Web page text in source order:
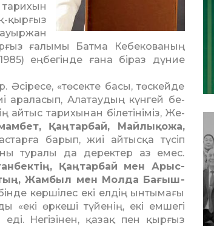
қыр­ғыз
ғалымы Батма Кебе­кова­ның
еңбегінде ғана біраз дү­ние
«төсекте басы, төс­кей­­де
араласып, Алатаудың күнгей бе­
ай­тыс тарихынан білетініміз, Же­
Қаңтарбай, Майлықожа,
барып, жиі айтысқа түсіп
туралы да деректер аз емес.
Қаңтарбай мен Арыс­
Жамбыл мен Молда Бағыш­
көр­шілес екі елдің ынтымағы
«екі өркеші түйенің, екі емшегі
Негізінен, қа­зақ пен қырғыз